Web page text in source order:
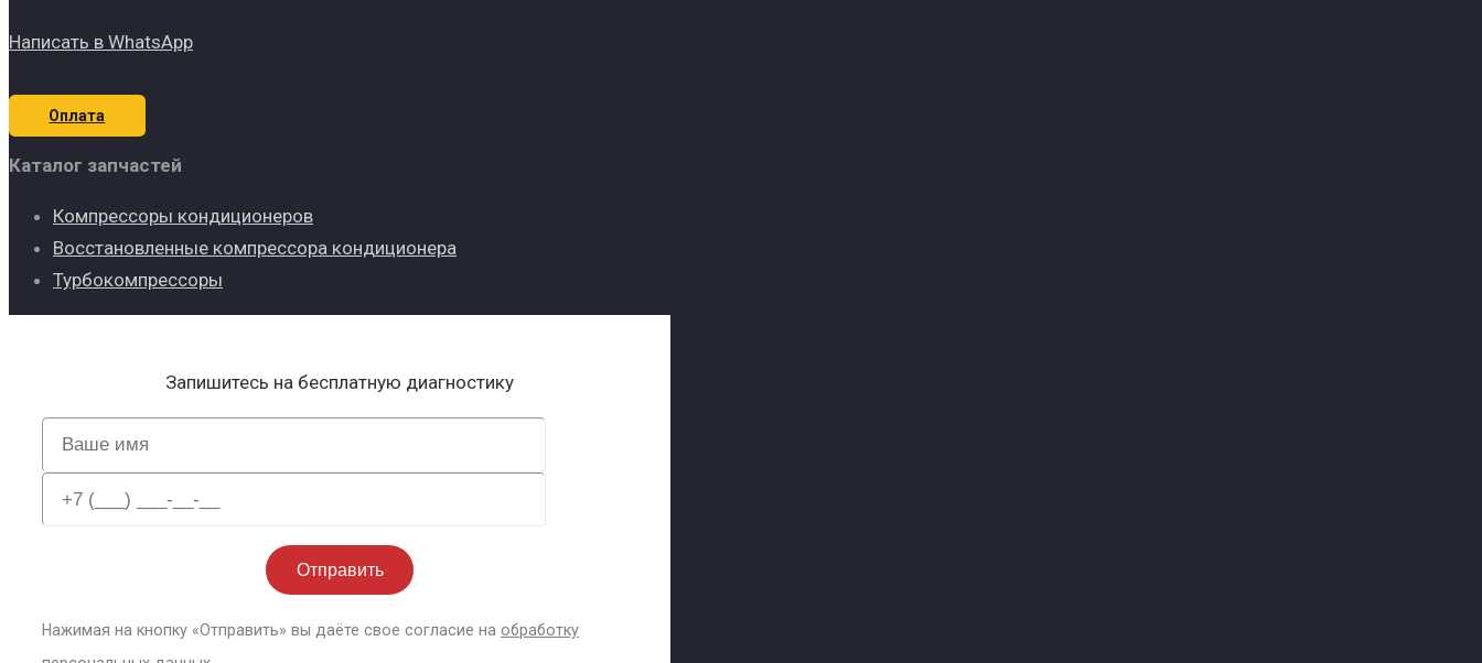
Написать в WhatsApp
Оплата
Каталог запчастей
Компрессоры кондиционеров
Восстановленные компрессора кондиционера
Турбокомпрессоры
Запишитесь на бесплатную диагностику
Нажимая на кнопку «Отправить» вы даёте свое согласие на обработку